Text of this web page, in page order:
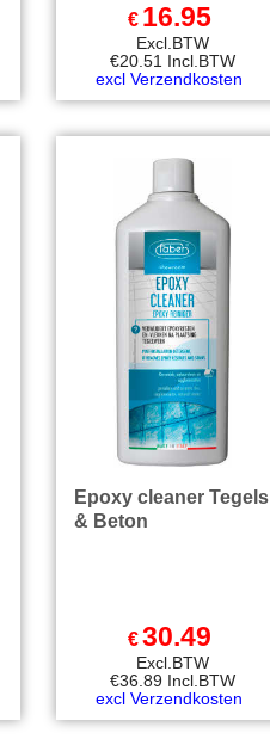
€ 16.95
Excl.BTW
€20.51 Incl.BTW
excl Verzendkosten
Epoxy cleaner Tegels
& Beton
€30.49
Excl.BTW
€36.89 Incl.BTW
excl Verzendkosten